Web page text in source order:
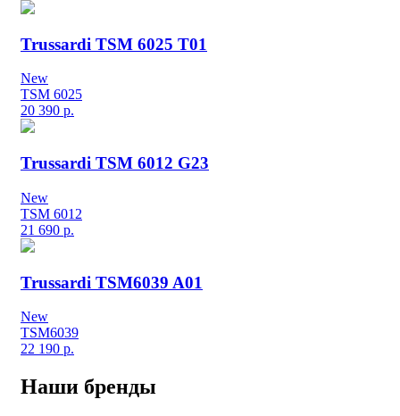
Trussardi TSM 6025 T01
New
TSM 6025
20 390 р.
Trussardi TSM 6012 G23
New
TSM 6012
21 690 р.
Trussardi TSM6039 A01
New
TSM6039
22 190 р.
Наши бренды